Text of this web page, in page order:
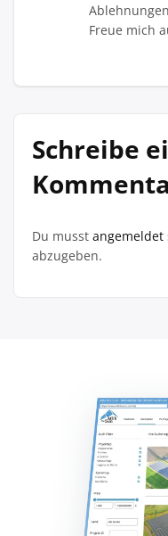
Freue mich
Schreibe
Du musst angemeldet
abzugeben.